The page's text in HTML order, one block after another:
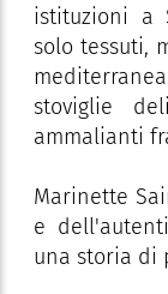
istituzioni a
solo tessuti,
stoviglie
ammalianti
Marinette
e
una storia di